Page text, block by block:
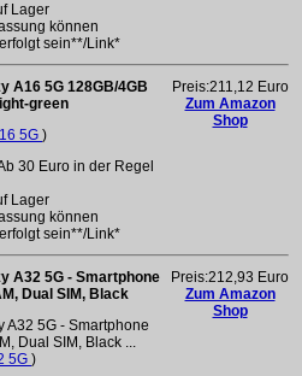
Lager
können
sein**/Link*
A16 5G 128GB/4GB
green
5G )
30 Euro in der Regel
Lager
können
sein**/Link*
Preis:211,12 Euro
Zum Amazon
Shop
A32 5G - Smartphone
Dual SIM, Black
A32 5G - Smartphone
Dual SIM, Black ...
5G )
Preis:212,93 Euro
Zum Amazon
Shop